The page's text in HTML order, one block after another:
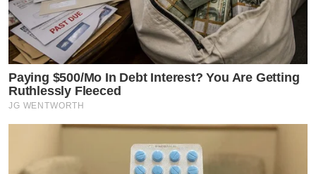
Paying $500/Mo In Debt Interest? You Are Getting
Ruthlessly Fleeced
JG WENTWORTH